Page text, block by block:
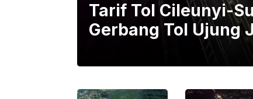
Tarif Tol Cileunyi-
Gerbang Tol Ujung